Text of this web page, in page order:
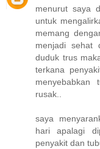
menurut saya
untuk
memang
menjadi sehat
duduk trus
terkana
rusak..
saya
hari apalagi
penyakit dan